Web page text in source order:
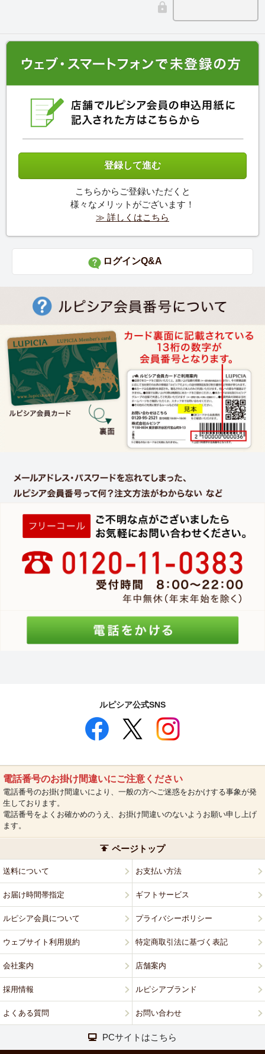
こちらからご登録いただくと
様々なメリットがございます！
≫ 詳しくはこちら
ルピシア公式SNS
電話番号のお掛け間違いにご注意ください
電話番号のお掛け間違いにより、一般の方へご迷惑をおかけする事象が発
生しております。
電話番号をよくお確かめのうえ、お掛け間違いのないようお願い申し上げ
ます。
ページトップ
送料について お支払い方法
お届け時間帯指定 ギフトサービス
ルピシア会員について プライバシーポリシー
ウェブサイト利用規約 特定商取引法に基づく表記
会社案内 店舗案内
採用情報 ルピシアブランド
よくある質問 お問い合わせ
PCサイトはこちら